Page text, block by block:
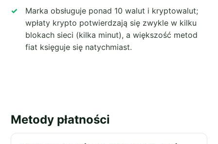
Marka obsługuje ponad 10 walut i kryptowalut;
wpłaty krypto potwierdzają się zwykle w kilku
blokach sieci (kilka minut), a większość metod
fiat księguje się natychmiast.
Metody płatności